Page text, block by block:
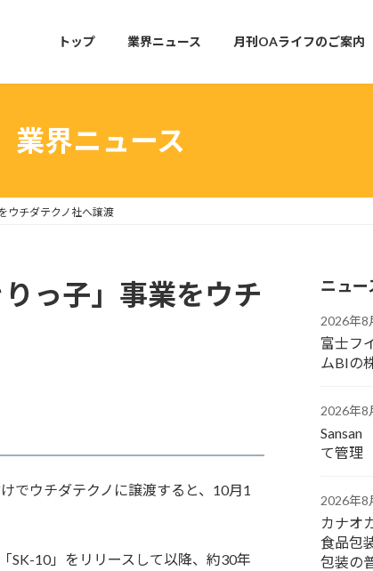
トップ 業界ニュース 月刊OAライフのご案内
業界ニュース
ウチダテクノ社へ譲渡
っ子」事業をウチ
でウチダテクノに譲渡すると、10月1
10」をリリースして以降、約30年
ニュー
2026年8
富士フ
ムBIの
2026年8
て管理
2026年8
カナオ
食品包
包装の